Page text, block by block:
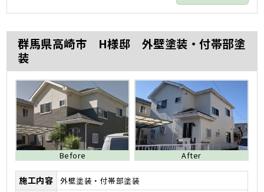
群馬県高崎市 H様邸 外壁塗装・付帯部塗
装
Before After
施工内容 外壁塗装・付帯部塗装